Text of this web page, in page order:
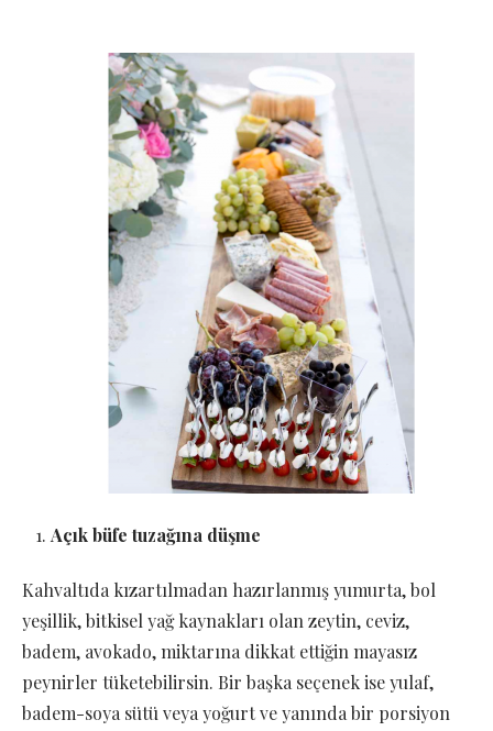
Açık büfe tuzağına düşme
Kahvaltıda kızartılmadan hazırlanmış yumurta, bol
yeşillik, bitkisel yağ kaynakları olan zeytin, ceviz,
badem, avokado, miktarına dikkat ettiğin mayasız
peynirler tüketebilirsin. Bir başka seçenek ise yulaf,
badem-soya sütü veya yoğurt ve yanında bir porsiyon